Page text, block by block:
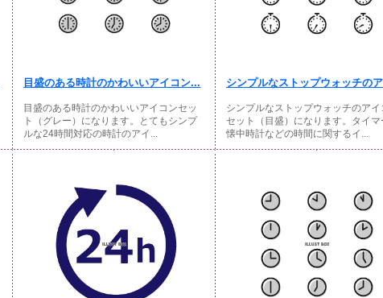
目盛のある時計のかわいいアイコン...
目盛のある時計のかわいいアイコンセッ
ト（グレー）になります。とてもシンプ
ルな24時間対応の時計のアイ...
シンプルなストップウォッチの
シンプルなストップウォッチのアイ
セット（目盛）になります。タイマ
懐中時計などの時間に関するイ...